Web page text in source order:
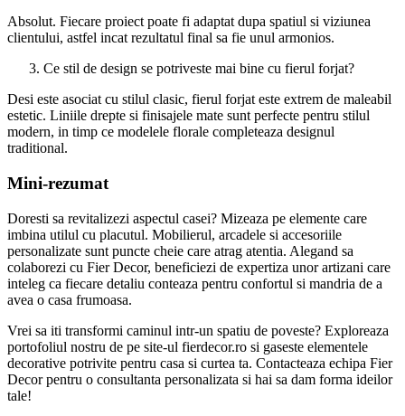
Absolut. Fiecare proiect poate fi adaptat dupa spatiul si viziunea
clientului, astfel incat rezultatul final sa fie unul armonios.
Ce stil de design se potriveste mai bine cu fierul forjat?
Desi este asociat cu stilul clasic, fierul forjat este extrem de maleabil
estetic. Liniile drepte si finisajele mate sunt perfecte pentru stilul
modern, in timp ce modelele florale completeaza designul
traditional.
Mini-rezumat
Doresti sa revitalizezi aspectul casei? Mizeaza pe elemente care
imbina utilul cu placutul. Mobilierul, arcadele si accesoriile
personalizate sunt puncte cheie care atrag atentia. Alegand sa
colaborezi cu Fier Decor, beneficiezi de expertiza unor artizani care
inteleg ca fiecare detaliu conteaza pentru confortul si mandria de a
avea o casa frumoasa.
Vrei sa iti transformi caminul intr-un spatiu de poveste? Exploreaza
portofoliul nostru de pe site-ul fierdecor.ro si gaseste elementele
decorative potrivite pentru casa si curtea ta. Contacteaza echipa Fier
Decor pentru o consultanta personalizata si hai sa dam forma ideilor
tale!